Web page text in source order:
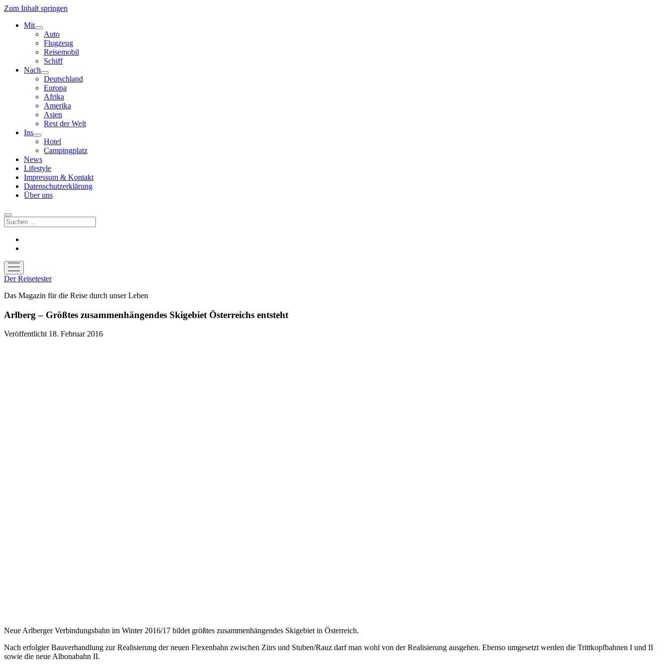
Zum Inhalt springen
Mit
Menü
öffnen
Auto
Flugzeug
Reisemobil
Schiff
Nach
Menü
öffnen
Deutschland
Europa
Afrika
Amerika
Asien
Rest der Welt
Ins
Menü
öffnen
Hotel
Campingplatz
News
Lifestyle
Impressum & Kontakt
Datenschutzerklärung
Über uns
Suchen
Menü
öffnen
Der Reisetester
Das Magazin für die Reise durch unser Leben
Arlberg – Größtes zusammenhängendes Skigebiet Österreichs entsteht
Veröffentlicht 18. Februar 2016
Neue Arlberger Verbindungsbahn im Winter 2016/17 bildet größtes zusammenhängendes Skigebiet in Österreich.
Nach erfolgter Bauverhandlung zur Realisierung der neuen Flexenbahn zwischen Zürs und Stuben/Rauz darf man wohl von der Realisierung ausgehen. Ebenso umgesetzt werden die Trittkopfbahnen I und II
sowie die neue Albonabahn II.